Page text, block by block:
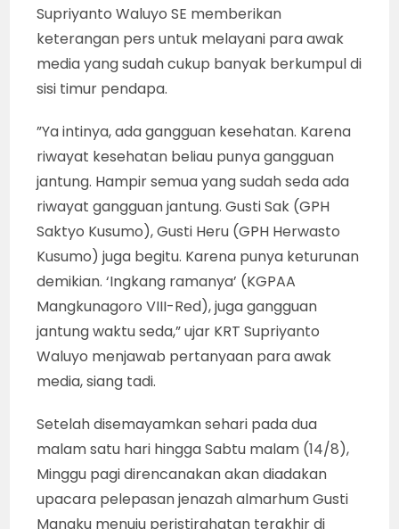
Supriyanto Waluyo SE memberikan
keterangan pers untuk melayani para awak
media yang sudah cukup banyak berkumpul di
sisi timur pendapa.
”Ya intinya, ada gangguan kesehatan. Karena
riwayat kesehatan beliau punya gangguan
jantung. Hampir semua yang sudah seda ada
riwayat gangguan jantung. Gusti Sak (GPH
Saktyo Kusumo), Gusti Heru (GPH Herwasto
Kusumo) juga begitu. Karena punya keturunan
demikian. ‘Ingkang ramanya’ (KGPAA
Mangkunagoro VIII-Red), juga gangguan
jantung waktu seda,” ujar KRT Supriyanto
Waluyo menjawab pertanyaan para awak
media, siang tadi.
Setelah disemayamkan sehari pada dua
malam satu hari hingga Sabtu malam (14/8),
Minggu pagi direncanakan akan diadakan
upacara pelepasan jenazah almarhum Gusti
Mangku menuju peristirahatan terakhir di